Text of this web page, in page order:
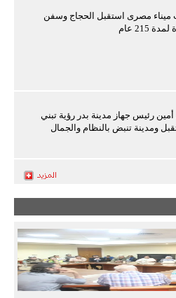
ميناء مصرى استقبل الحجاج وسفن
215 عام
أمين رئيس جهاز مدينة بدر رؤية تبني
ومدينة تنبض بالنظام والجمال